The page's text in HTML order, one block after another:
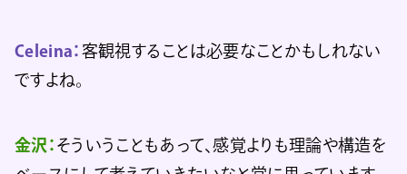
Celeina： 客観視することは必要なことかもしれない
ですよね。
金沢： そういうこともあって、感覚よりも理論や構造を